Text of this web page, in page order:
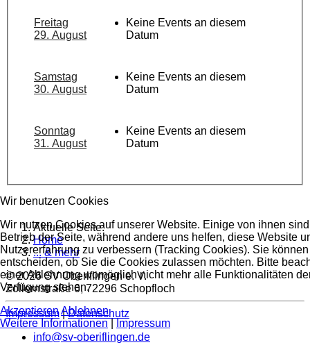
Freitag
29. August
Keine Events an diesem
Datum
Samstag
30. August
Keine Events an diesem
Datum
Sonntag
31. August
Keine Events an diesem
Datum
Aktuelle Seite:
Home
... & mehr
© 2026 SV Oberiflingen e. V.
Zollernstraße 6, 72296 Schopfloch
Impressum|Datenschutz
info@sv-oberiflingen.de
Wir benutzen Cookies
Wir nutzen Cookies auf unserer Website. Einige von ihnen
Betrieb der Seite, während andere uns helfen, diese Website
Nutzererfahrung zu verbessern (Tracking Cookies). Sie
entscheiden, ob Sie die Cookies zulassen möchten. Bitte
einer Ablehnung womöglich nicht mehr alle Funktionalitäten
Verfügung stehen.
AkzeptierenAblehnen
Weitere Informationen
Impressum